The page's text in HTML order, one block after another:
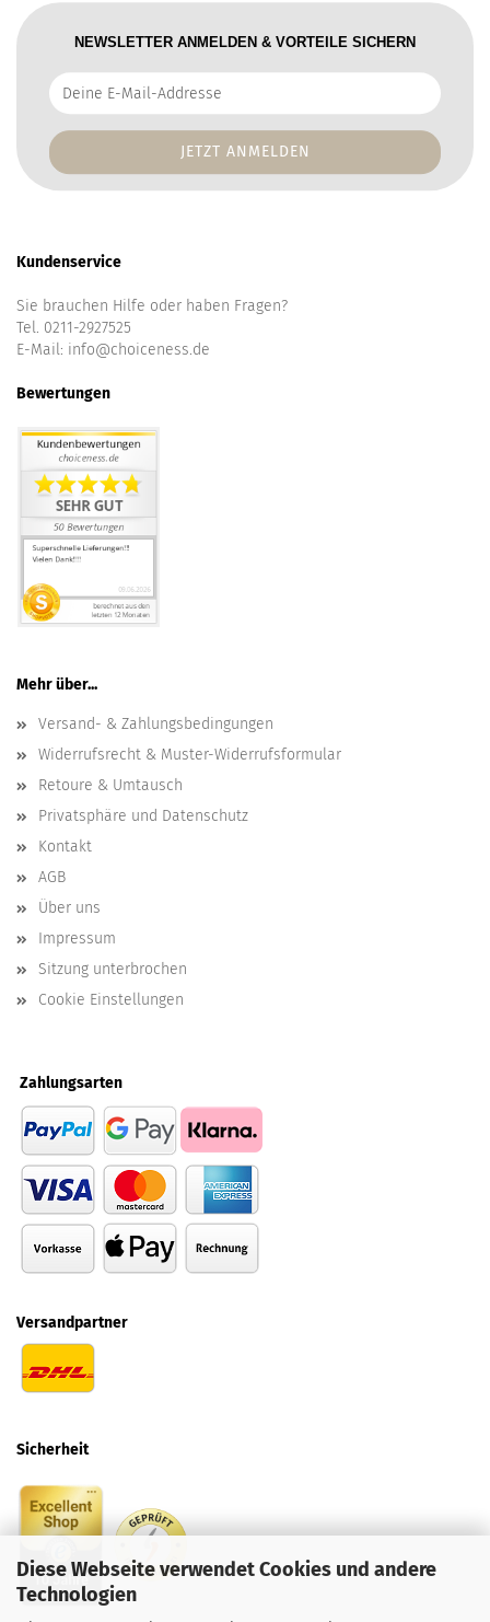
Diese Webseite verwendet Cookies und andere
Technologien
NEWSLETTER ANMELDEN & VORTEILE SICHERN
Deine
E-
Addresse
Kundenservice
Sie brauchen Hilfe oder haben Fragen?
Tel. 0211-2927525
E-Mail: info@choiceness.de
Bewertungen
Mehr über...
Versand- & Zahlungsbedingungen
Widerrufsrecht & Muster-Widerrufsformular
Retoure & Umtausch
Privatsphäre und Datenschutz
Kontakt
AGB
Über uns
Impressum
Sitzung unterbrochen
Cookie Einstellungen
Zahlungsarten
Versandpartner
Sicherheit